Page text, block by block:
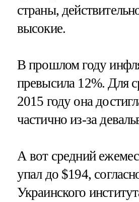
страны,
высокие.
В прошлом году
превысила 12%. Для
2015 году она
частично из-за
А вот средний
упал до $194,
Украинского